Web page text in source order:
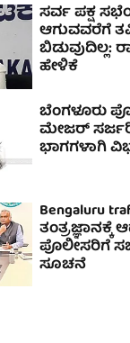
ಸರ್ವ ಪಕ್ಷ
ಆಗುವವರೆಗೆ
ಬಿಡುವುದಿಲ್ಲ:
ಹೇಳಿಕೆ
ಬೆಂಗಳೂರು
ಮೇಜರ್
ಭಾಗಗಳಾಗಿ
Bengaluru
ತಂತ್ರಜ್ಞಾನಕ್ಕೆ
ಪೊಲೀಸರಿಗೆ
ಸೂಚನೆ